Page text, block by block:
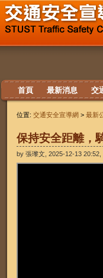
首頁 最新消息 交
位置: 交通安全宣導網 > 最新
保持安全距離，
by 張瓈文, 2025-12-13 20:52,